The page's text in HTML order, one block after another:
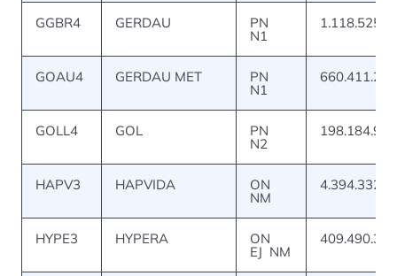
GGBR4 GERDAU PN
N1
GOAU4 GERDAU MET PN
N1
660.411.219
GOLL4 GOL PN
N2
198.184.909
HAPV3 HAPVIDA ON
NM
HYPE3 HYPERA ON
EJ NM
409.490.388